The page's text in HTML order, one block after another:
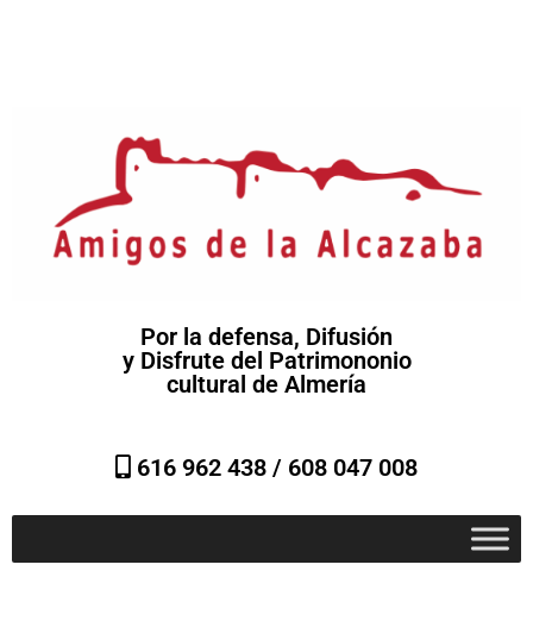
Por la defensa, Difusión
y Disfrute del Patrimononio
cultural de Almería
616 962 438 / 608 047 008